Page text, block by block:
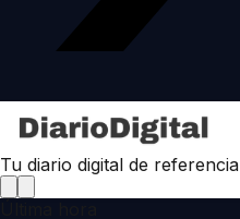
Tu diario digital de referencia